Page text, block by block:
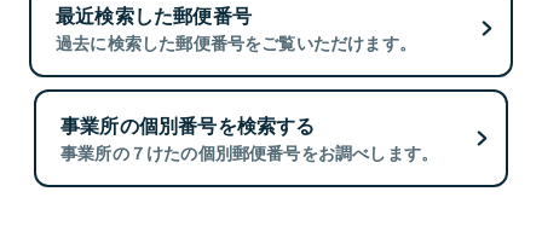
最近検索した郵便番号
過去に検索した郵便番号をご覧いただけます。
事業所の個別番号を検索する
事業所の７けたの個別郵便番号をお調べします。